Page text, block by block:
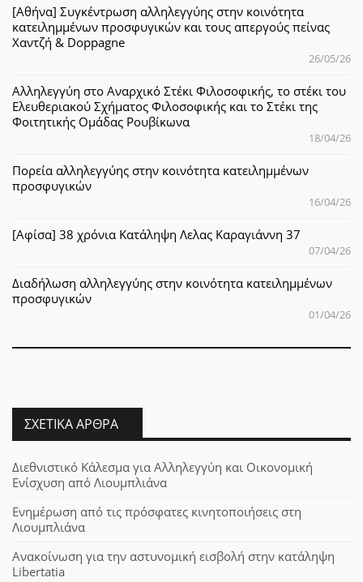
[Αθήνα] Συγκέντρωση αλληλεγγύης στην κοινότητα
κατειλημμένων προσφυγικών και τους απεργούς πείνας
Χαντζή & Doppagne
26/05/26
Αλληλεγγύη στο Αναρχικό Στέκι Φιλοσοφικής, το στέκι του
Ελευθεριακού Σχήματος Φιλοσοφικής και το Στέκι της
Φοιτητικής Ομάδας Ρουβίκωνα
18/04/26
Πορεία αλληλεγγύης στην κοινότητα κατειλημμένων
προσφυγικών
16/04/26
[Αφίσα] 38 χρόνια Κατάληψη Λελας Καραγιάννη 37
07/04/26
Διαδήλωση αλληλεγγύης στην κοινότητα κατειλημμένων
προσφυγικών
01/04/26
ΣΧΕΤΙΚΆ ΆΡΘΡΑ
Διεθνιστικό Κάλεσμα για Αλληλεγγύη και Οικονομική
Ενίσχυση από Λιουμπλιάνα
Ενημέρωση από τις πρόσφατες κινητοποιήσεις στη
Λιουμπλιάνα
Ανακοίνωση για την αστυνομική εισβολή στην κατάληψη
Libertatia